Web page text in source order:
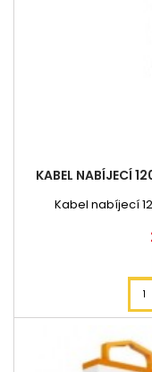
KABEL NABÍJECÍ
Kabel nabíjecí